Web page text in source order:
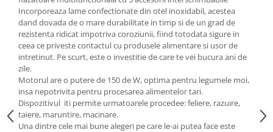
Incorporeaza lame confectionate din otel inoxidabil, acestea
dand dovada de o mare durabilitate in timp si de un grad de
rezistenta ridicat impotriva coroziunii, fiind totodata sigure in
ceea ce priveste contactul cu produsele alimentare si usor de
intretinut. Pe scurt, este o investitie de care te vei bucura ani de
zile.
Motorul are o putere de 150 de W, optima pentru legumele moi,
insa nepotrivita pentru procesarea alimentelor tari.
Dispozitivul iti permite urmatoarele procedee: feliere, razuire,
taiere, maruntire, macinare.
Una dintre cele mai bune alegeri pe care le-ai putea face este